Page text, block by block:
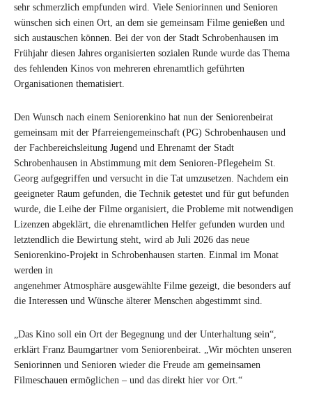
sehr schmerzlich empfunden wird. Viele Seniorinnen und Senioren
wünschen sich einen Ort, an dem sie gemeinsam Filme genießen und
sich austauschen können. Bei der von der Stadt Schrobenhausen im
Frühjahr diesen Jahres organisierten sozialen Runde wurde das Thema
des fehlenden Kinos von mehreren ehrenamtlich geführten
Organisationen thematisiert.
Den Wunsch nach einem Seniorenkino hat nun der Seniorenbeirat
gemeinsam mit der Pfarreiengemeinschaft (PG) Schrobenhausen und
der Fachbereichsleitung Jugend und Ehrenamt der Stadt
Schrobenhausen in Abstimmung mit dem Senioren-Pflegeheim St.
Georg aufgegriffen und versucht in die Tat umzusetzen. Nachdem ein
geeigneter Raum gefunden, die Technik getestet und für gut befunden
wurde, die Leihe der Filme organisiert, die Probleme mit notwendigen
Lizenzen abgeklärt, die ehrenamtlichen Helfer gefunden wurden und
letztendlich die Bewirtung steht, wird ab Juli 2026 das neue
Seniorenkino-Projekt in Schrobenhausen starten. Einmal im Monat
werden in
angenehmer Atmosphäre ausgewählte Filme gezeigt, die besonders auf
die Interessen und Wünsche älterer Menschen abgestimmt sind.
„Das Kino soll ein Ort der Begegnung und der Unterhaltung sein“,
erklärt Franz Baumgartner vom Seniorenbeirat. „Wir möchten unseren
Seniorinnen und Senioren wieder die Freude am gemeinsamen
Filmeschauen ermöglichen – und das direkt hier vor Ort.“